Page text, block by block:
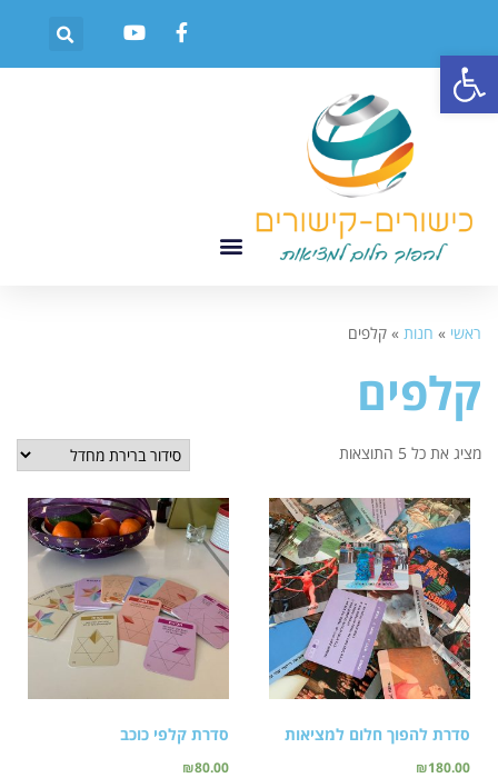
פתח סרגל נגישות
ראשי » חנות » קלפים
קלפים
מציג את כל 5 התוצאות
סדרת להפוך חלום למציאות
₪180.00
סדרת קלפי כוכב
₪80.00